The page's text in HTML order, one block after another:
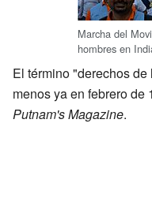
Marcha del
hombres en
El término "derechos
menos ya en febrero
Putnam's Magazine.